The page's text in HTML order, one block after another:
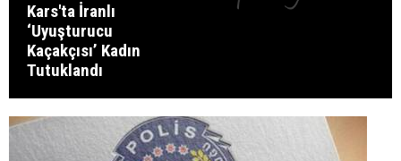
Kars'ta İranlı
‘Uyuşturucu
Kaçakçısı’ Kadın
Tutuklandı